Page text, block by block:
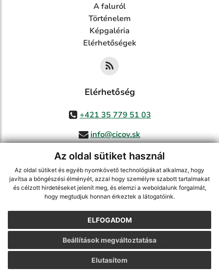
Az oldal sütiket használ
Az oldal sütiket és egyéb nyomkövető technológiákat alkalmaz, hogy
javítsa a böngészési élményét, azzal hogy személyre szabott tartalmakat
és célzott hirdetéseket jelenít meg, és elemzi a weboldalunk forgalmát,
hogy megtudjuk honnan érkeztek a látogatóink.
ELFOGADOM
Elutasítom
Beállítások megváltoztatása
A faluról
Történelem
Képgaléria
Elérhetőségek
Elérhetőség
+421 35 779 51 03
info@cicov.sk
használja ki a legfrissebb információk követését az RSS funkcióval,
ECHELON 2 CMS rendszer (tartalomkezelő rendszer),Honlaptérkép
Internetes portál, webhosting,webex.digital, s.r.o.,Domain-ek
A legutolsó frissítés időpontja:03.08.2026
Nyomtatás|Hozzáférési nyilatkozat